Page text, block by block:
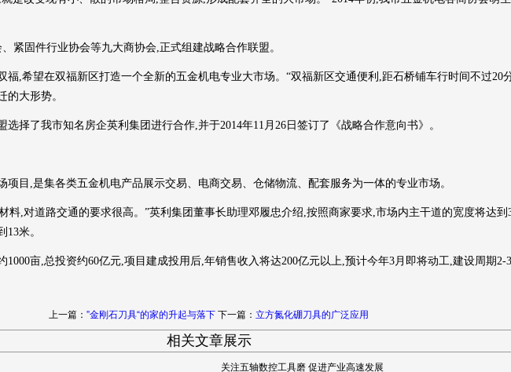
固件行业协会等九大商协会,正式组建战略合作联盟。
希望在双福新区打造一个全新的五金机电专业大市场。“双福新区交通便利,距石桥铺车行时间不过20
的大形势。
了我市知名房企英利集团进行合作,并于2014年11月26日签订了《战略合作意向书》。
,是集各类五金机电产品展示交易、电商交易、仓储物流、配套服务为一体的专业市场。
,对道路交通的要求很高。”英利集团董事长助理邓履忠介绍,按照商家要求,市场内主干道的宽度将达到
米。
亩,总投资约60亿元,项目建成投用后,年销售收入将达200亿元以上,预计今年3月即将动工,建设周期2-
上一篇： ”金刚石刀具“的家的升起与落下 下一篇： 立方氮化硼刀具的广泛应用
相关文章展示
关注五轴数控工具磨 促进产业高速发展